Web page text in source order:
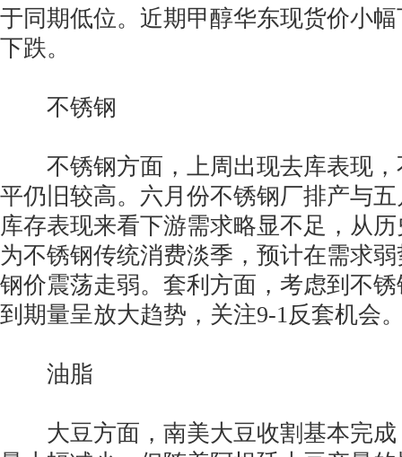
于同期低位。近期甲醇华东现货价小
下跌。
不锈钢
不锈钢方面，上周出现去库表现，
平仍旧较高。六月份不锈钢厂排产与
库存表现来看下游需求略显不足，从
为不锈钢传统消费淡季，预计在需求
钢价震荡走弱。套利方面，考虑到不
到期量呈放大趋势，关注9-1反套机会
油脂
大豆方面，南美大豆收割基本完成